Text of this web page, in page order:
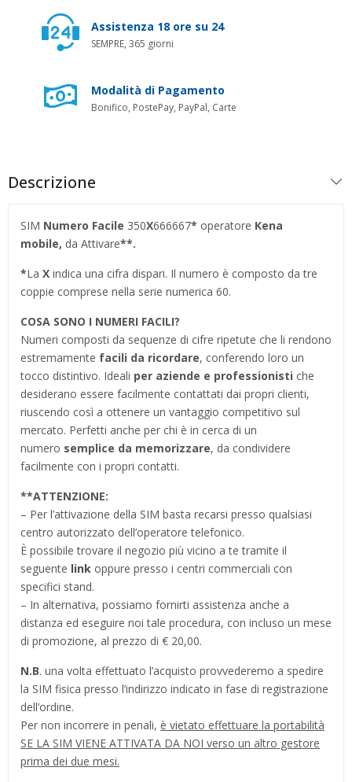
Assistenza 18 ore su 24
SEMPRE, 365 giorni
Modalità di Pagamento
Bonifico, PostePay, PayPal, Carte
Descrizione
SIM Numero Facile 350X666667* operatore Kena
mobile, da Attivare**.
*La X indica una cifra dispari. Il numero è composto da tre
coppie comprese nella serie numerica 60.
COSA SONO I NUMERI FACILI?
Numeri composti da sequenze di cifre ripetute che li rendono
estremamente facili da ricordare, conferendo loro un
tocco distintivo. Ideali per aziende e professionisti che
desiderano essere facilmente contattati dai propri clienti,
riuscendo così a ottenere un vantaggio competitivo sul
mercato. Perfetti anche per chi è in cerca di un
numero semplice da memorizzare, da condividere
facilmente con i propri contatti.
**ATTENZIONE:
– Per l’attivazione della SIM basta recarsi presso qualsiasi
centro autorizzato dell’operatore telefonico.
È possibile trovare il negozio più vicino a te tramite il
seguente link oppure presso i centri commerciali con
specifici stand.
– In alternativa, possiamo fornirti assistenza anche a
distanza ed eseguire noi tale procedura, con incluso un mese
di promozione, al prezzo di € 20,00.
N.B. una volta effettuato l’acquisto provvederemo a spedire
la SIM fisica presso l’indirizzo indicato in fase di registrazione
dell’ordine.
Per non incorrere in penali, è vietato effettuare la portabilità
SE LA SIM VIENE ATTIVATA DA NOI verso un altro gestore
prima dei due mesi.